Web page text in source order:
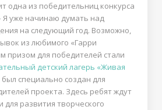
одна из победительниц конкурса
Я уже начинаю думать над
на следующий год. Возможно,
из любимого «Гарри
призом для победителей стали
детский лагерь «Живая
специально создан для
проекта. Здесь ребят ждут
развития творческого